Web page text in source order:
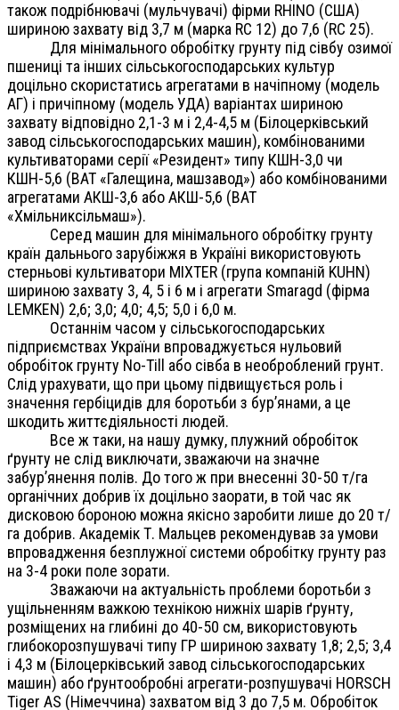
також подрібнювачі (мульчувачі) фірми RHINO (США)
шириною захвату від 3,7 м (марка RC 12) до 7,6 (RC 25).
Для мінімального обробітку грунту під сівбу озимої
пшениці та інших сільськогосподарських культур
доцільно скористатись агрегатами в начіпному (модель
АГ) і причіпному (модель УДА) варіантах шириною
захвату відповідно 2,1-3 м і 2,4-4,5 м (Білоцерківський
завод сільськогосподарських машин), комбінованими
культиваторами серії «Резидент» типу КШН-3,0 чи
КШН-5,6 (ВАТ «Галещина, машзавод») або комбінованими
агрегатами АКШ-3,6 або АКШ-5,6 (ВАТ
«Хмільниксільмаш»).
Серед машин для мінімального обробітку грунту
країн дальнього зарубіжжя в Україні використовують
стерньові культиватори MIXTER (група компаній KUHN)
шириною захвату 3, 4, 5 і 6 м і агрегати Smaragd (фірма
LEMKEN) 2,6; 3,0; 4,0; 4,5; 5,0 і 6,0 м.
Останнім часом у сільськогосподарських
підприємствах України впроваджується нульовий
обробіток грунту Nо-Till або сівба в необроблений грунт.
Слід урахувати, що при цьому підвищується роль і
значення гербіцидів для боротьби з бур’янами, а це
шкодить життєдіяльності людей.
Все ж таки, на нашу думку, плужний обробіток
ґрунту не слід виключати, зважаючи на значне
забур’янення полів. До того ж при внесенні 30-50 т/га
органічних добрив їх доцільно заорати, в той час як
дисковою бороною можна якісно заробити лише до 20 т/
га добрив. Академік Т. Мальцев рекомендував за умови
впровадження безплужної системи обробітку грунту раз
на 3-4 роки поле зорати.
Зважаючи на актуальність проблеми боротьби з
ущільненням важкою технікою нижніх шарів ґрунту,
розміщених на глибині до 40-50 см, використовують
глибокорозпушувачі типу ГР шириною захвату 1,8; 2,5; 3,4
і 4,3 м (Білоцерківський завод сільськогосподарських
машин) або ґрунтообробні агрегати-розпушувачі HORSCH
Tiger AS (Німеччина) захватом від 3 до 7,5 м. Обробіток